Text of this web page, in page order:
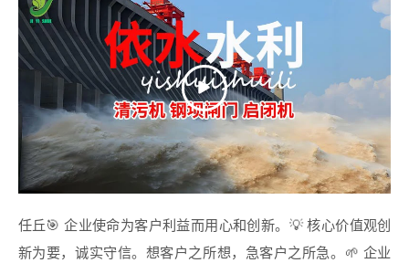
任丘🎯 企业使命为客户利益而用心和创新。💡 核心价值观创
新为要，诚实守信。想客户之所想，急客户之所急。🌱 企业